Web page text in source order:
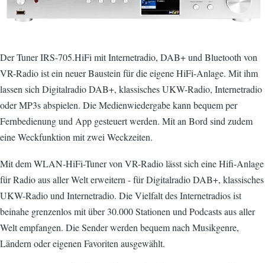
Der Tuner IRS-705.HiFi mit Internetradio, DAB+ und Bluetooth von
VR-Radio ist ein neuer Baustein für die eigene HiFi-Anlage. Mit ihm
lassen sich Digitalradio DAB+, klassisches UKW-Radio, Internetradio
oder MP3s abspielen. Die Medienwiedergabe kann bequem per
Fernbedienung und App gesteuert werden. Mit an Bord sind zudem
eine Weckfunktion mit zwei Weckzeiten.
Mit dem WLAN-HiFi-Tuner von VR-Radio lässt sich eine Hifi-Anlage
für Radio aus aller Welt erweitern - für Digitalradio DAB+, klassisches
UKW-Radio und Internetradio. Die Vielfalt des Internetradios ist
beinahe grenzenlos mit über 30.000 Stationen und Podcasts aus aller
Welt empfangen. Die Sender werden bequem nach Musikgenre,
Ländern oder eigenen Favoriten ausgewählt.